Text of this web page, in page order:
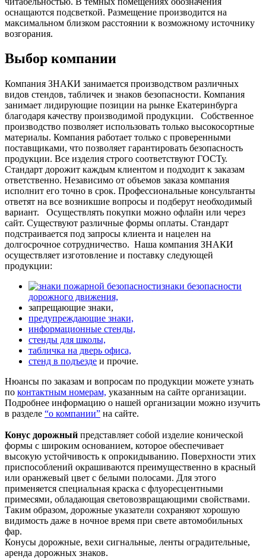
оснащаются подсветкой. Размещение производится на
максимальном близком расстоянии к возможному источнику
возгорания.
Выбор компании
Компания ЗНАКИ занимается производством различных
видов стендов, табличек и знаков безопасности. Компания
занимает лидирующие позиции на рынке Екатеринбурга
благодаря качеству производимой продукции.
Собственное
производство позволяет использовать только высокосортные
материалы. Компания работает только с проверенными
поставщиками, что позволяет гарантировать безопасность
продукции. Все изделия строго соответствуют ГОСТу.
Стандарт дорожит каждым клиентом и подходит к заказам
ответственно. Независимо от объемов заказа компания
исполнит его точно в срок. Профессиональные консультанты
ответят на все возникшие вопросы и подберут необходимый
вариант.
Осуществлять покупки можно офлайн или через
сайт. Существуют различные формы оплаты. Стандарт
подстраивается под запросы клиента и нацелен на
долгосрочное сотрудничество. Наша компания ЗНАКИ
осуществляет изготовление и поставку следующей
продукции:
знаки безопасности
дорожного движения,
запрещающие знаки,
предупреждающие знаки,
информационные стенды,
стенды для школы,
табличка на дверь офиса,
стенд в подъезде и прочие.
Нюансы по заказам и вопросам по продукции можете узнать
по контактным номерам, указанным на сайте организации.
Подробнее информацию о нашей организации можно изучить
в разделе “о компании” на сайте.
Конус дорожный представляет собой изделие конической
формы с широким основанием, которое обеспечивает
высокую устойчивость к опрокидыванию. Поверхности этих
приспособлений окрашиваются преимущественно в красный
или оранжевый цвет с белыми полосами. Для этого
применяется специальная краска с флуоресцентными
примесями, обладающая световозвращающими свойствами.
Таким образом, дорожные указатели сохраняют хорошую
видимость даже в ночное время при свете автомобильных
фар.
Конусы дорожные, вехи сигнальные, ленты оградительные,
аренда дорожных знаков.